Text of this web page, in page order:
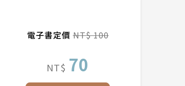
電子書定價NT$ 100
NT$ 70